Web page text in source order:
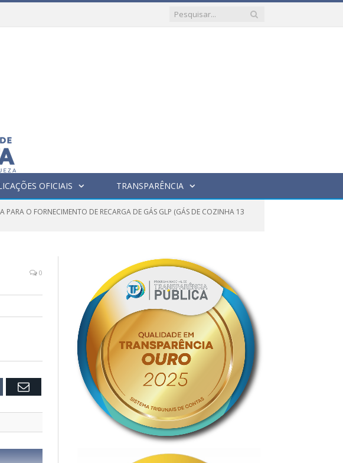
OFICIAIS TRANSPARÊNCIA
O FORNECIMENTO DE RECARGA DE GÁS GLP (GÁS DE COZINHA 13
0
Email